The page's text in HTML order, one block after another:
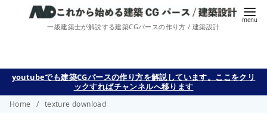
一級建築士が解説する建築CGパースの作り方 / 建築設計
youtubeでも建築CGパースの作り方を解説しています。ここをクリ
ックすればチャンネルへ移ります
Home texture download